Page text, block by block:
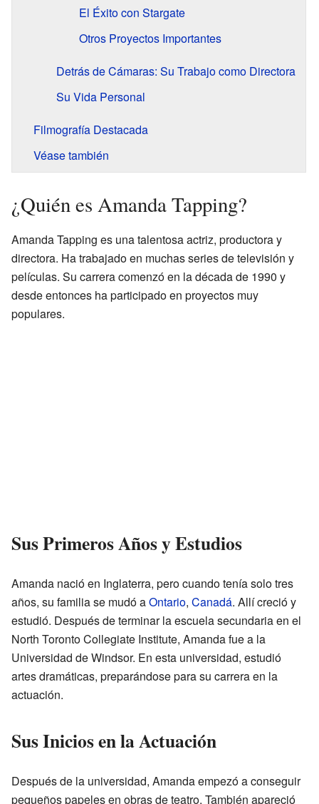
El Éxito con Stargate
Otros Proyectos Importantes
Detrás de Cámaras: Su Trabajo como Directora
Su Vida Personal
Filmografía Destacada
Véase también
¿Quién es Amanda Tapping?
Amanda Tapping es una talentosa actriz, productora y
directora. Ha trabajado en muchas series de televisión y
películas. Su carrera comenzó en la década de 1990 y
desde entonces ha participado en proyectos muy
populares.
Sus Primeros Años y Estudios
Amanda nació en Inglaterra, pero cuando tenía solo tres
años, su familia se mudó aOntario, Canadá. Allí creció y
estudió. Después de terminar la escuela secundaria en el
North Toronto Collegiate Institute, Amanda fue a la
Universidad de Windsor. En esta universidad, estudió
artes dramáticas, preparándose para su carrera en la
actuación.
Sus Inicios en la Actuación
Después de la universidad, Amanda empezó a conseguir
pequeños papeles en obras de teatro. También apareció